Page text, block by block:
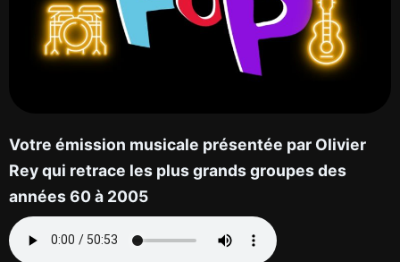
Votre émission musicale présentée par Olivier
Rey qui retrace les plus grands groupes des
années 60 à 2005